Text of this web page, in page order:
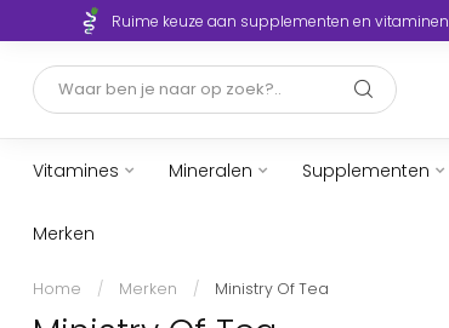
Ruime keuze aan supplementen en vitaminen
Vitamines Mineralen Supplementen
Merken
Home / Merken / Ministry Of Tea